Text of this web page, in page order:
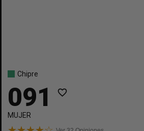
Chipre
091 favorite_border
MUJER